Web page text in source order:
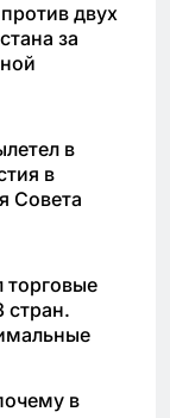
двух
за
в
в
Совета
торговые
стран.
в